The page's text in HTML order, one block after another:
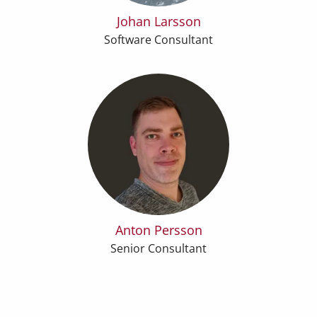
Johan Larsson
Software Consultant
Anton Persson
Senior Consultant